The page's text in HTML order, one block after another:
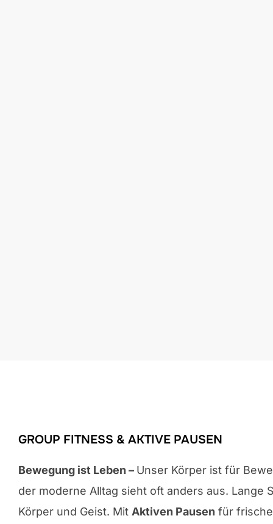
GROUP FITNESS & AKTIVE PAUSEN
Bewegung ist Leben – Unser Körper ist für
der moderne Alltag sieht oft anders aus. Lange
Körper und Geist. Mit Aktiven Pausen für